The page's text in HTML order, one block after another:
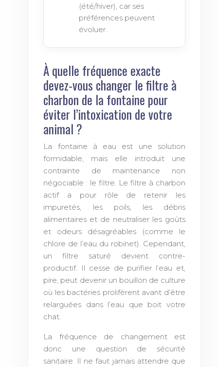
(été/hiver), car ses
préférences peuvent
évoluer.
À quelle fréquence exacte
devez-vous changer le filtre à
charbon de la fontaine pour
éviter l’intoxication de votre
animal ?
La fontaine à eau est une solution
formidable, mais elle introduit une
contrainte de maintenance non
négociable : le filtre. Le filtre à charbon
actif a pour rôle de retenir les
impuretés, les poils, les débris
alimentaires et de neutraliser les goûts
et odeurs désagréables (comme le
chlore de l’eau du robinet). Cependant,
un filtre saturé devient contre-
productif. Il cesse de purifier l’eau et,
pire, peut devenir un bouillon de culture
où les bactéries prolifèrent avant d’être
relarguées dans l’eau que boit votre
chat.
La fréquence de changement est
donc une question de sécurité
sanitaire. Il ne faut jamais attendre que